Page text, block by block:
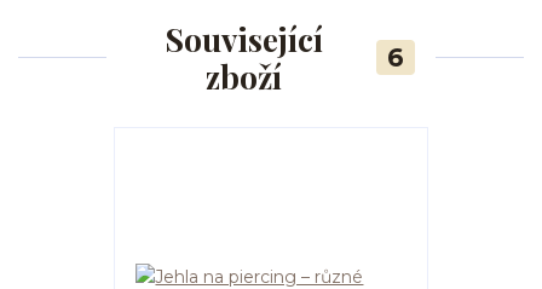
Související
zboží
6